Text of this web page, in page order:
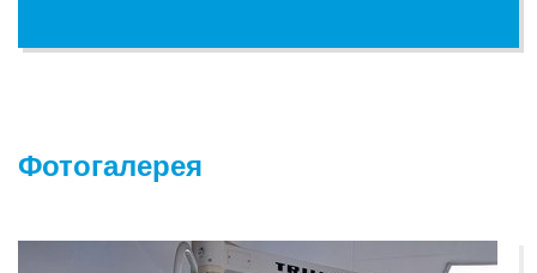
Фотогалерея